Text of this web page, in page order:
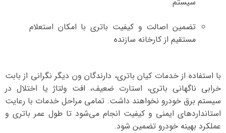
تضمین اصالت و کیفیت باتری با امکان استعلام
مستقیم از کارخانه سازنده
با استفاده از خدمات کیان باتری، دارندگان ون دیگر نگرانی از بابت
خرابی ناگهانی باتری، استارت ضعیف، افت ولتاژ یا اختلال در
سیستم برق خودرو نخواهند داشت. تمامی مراحل خدمات با رعایت
استانداردهای ایمنی و کیفیت انجام می‌شود تا طول عمر باتری و
عملکرد بهینه خودرو تضمین شود.